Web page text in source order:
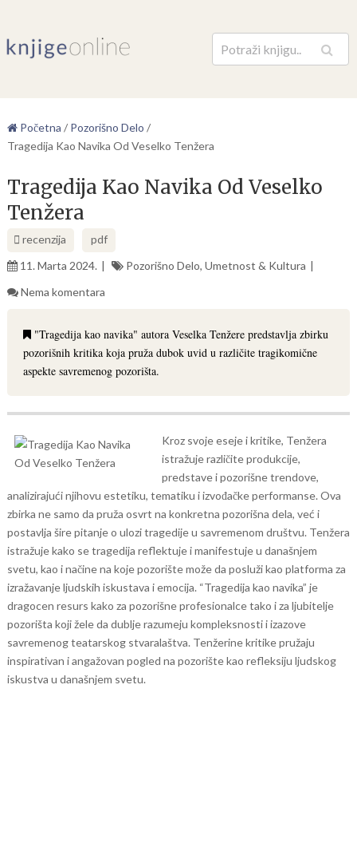
Pretraga
Početna / Pozorišno Delo /
Tragedija Kao Navika Od Veselko Tenžera
Tragedija Kao Navika Od Veselko
Tenžera
recenzija
pdf
11. Marta 2024.
Pozorišno Delo, Umetnost & Kultura
Nema komentara
"Tragedija kao navika" autora Veselka Tenžere predstavlja zbirku
pozorišnih kritika koja pruža dubok uvid u različite tragikomične
aspekte savremenog pozorišta.
Kroz svoje eseje i kritike, Tenžera
istražuje različite produkcije,
predstave i pozorišne trendove,
analizirajući njihovu estetiku, tematiku i izvođačke performanse. Ova
zbirka ne samo da pruža osvrt na konkretna pozorišna dela, već i
postavlja šire pitanje o ulozi tragedije u savremenom društvu. Tenžera
istražuje kako se tragedija reflektuje i manifestuje u današnjem
svetu, kao i načine na koje pozorište može da posluži kao platforma za
izražavanje ljudskih iskustava i emocija. “Tragedija kao navika” je
dragocen resurs kako za pozorišne profesionalce tako i za ljubitelje
pozorišta koji žele da dublje razumeju kompleksnosti i izazove
savremenog teatarskog stvaralaštva. Tenžerine kritike pružaju
inspirativan i angažovan pogled na pozorište kao refleksiju ljudskog
iskustva u današnjem svetu.